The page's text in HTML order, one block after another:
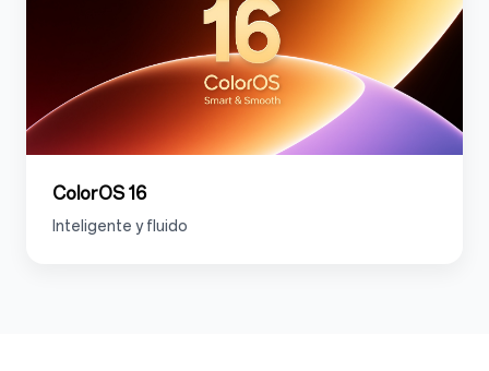
ColorOS 16
Inteligente y fluido